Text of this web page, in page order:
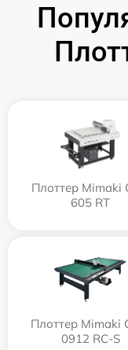
Плоттер Mimaki
605 RT
Плоттер Mimaki
0912 RC-S